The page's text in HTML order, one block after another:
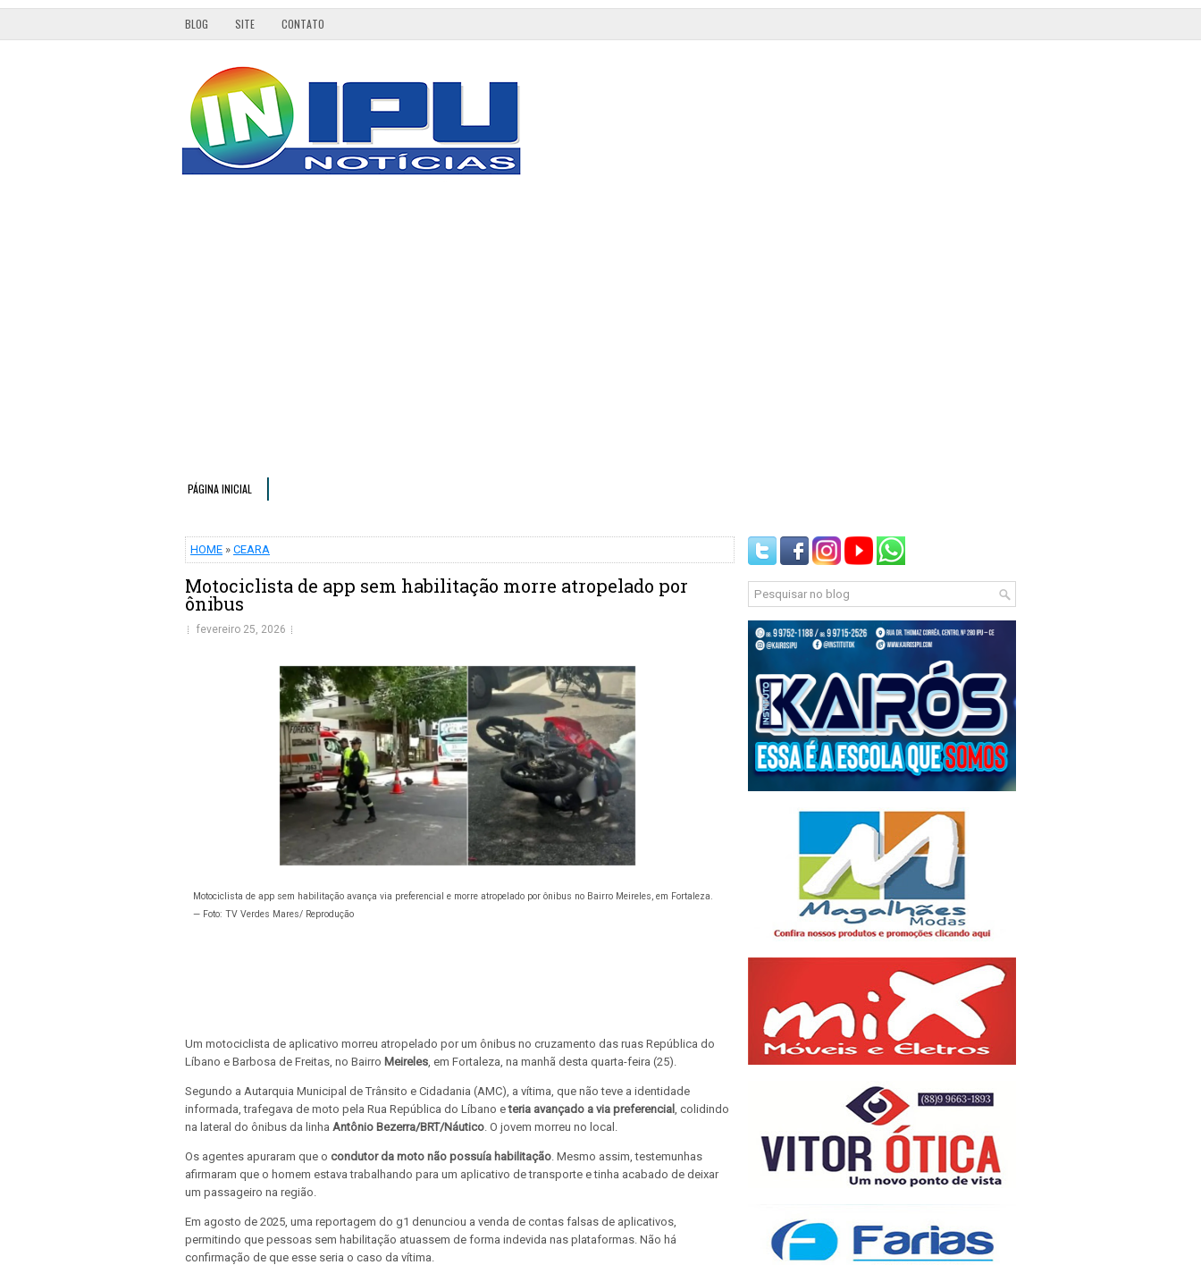
BLOG SITE CONTATO
PÁGINA INICIAL
HOME » CEARA
Motociclista de app sem habilitação morre atropelado por
ônibus
fevereiro 25, 2026
Motociclista de app sem habilitação avança via preferencial e morre atropelado por ônibus no Bairro Meireles, em Fortaleza.
— Foto: TV Verdes Mares/ Reprodução
Um motociclista de aplicativo morreu atropelado por um ônibus no cruzamento das ruas República do
Líbano e Barbosa de Freitas, no Bairro Meireles , em Fortaleza, na manhã desta quarta-feira (25).
Segundo a Autarquia Municipal de Trânsito e Cidadania (AMC), a vítima, que não teve a identidade
informada, trafegava de moto pela Rua República do Líbano eteria avançado a via preferencial , colidindo
na lateral do ônibus da linha Antônio Bezerra/BRT/Náutico . O jovem morreu no local.
Os agentes apuraram que o condutor da moto não possuía habilitação . Mesmo assim, testemunhas
afirmaram que o homem estava trabalhando para um aplicativo de transporte e tinha acabado de deixar
um passageiro na região.
Em agosto de 2025, uma reportagem do g1 denunciou a venda de contas falsas de aplicativos,
permitindo que pessoas sem habilitação atuassem de forma indevida nas plataformas. Não há
confirmação de que esse seria o caso da vítima.